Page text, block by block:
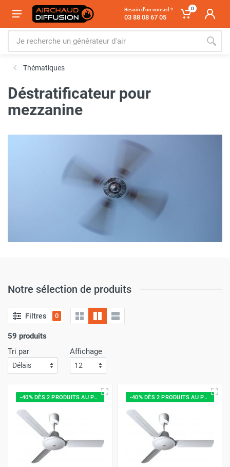
Besoin d'un conseil ?
03 88 08 67 05
0
Thématiques
Déstratificateur pour
mezzanine
Notre sélection de produits
Filtres 0
59 produits
Tri par
Affichage
-40% DÈS 2 PRODUITS AU PANIER -40% DÈS 2 PRODUITS AU PANIER